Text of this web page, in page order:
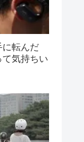
に転んだ
気持ちい